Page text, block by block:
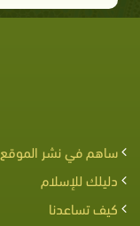
ساهم في نشر الموقع
دليلك للإسلام
كيف تساعدنا